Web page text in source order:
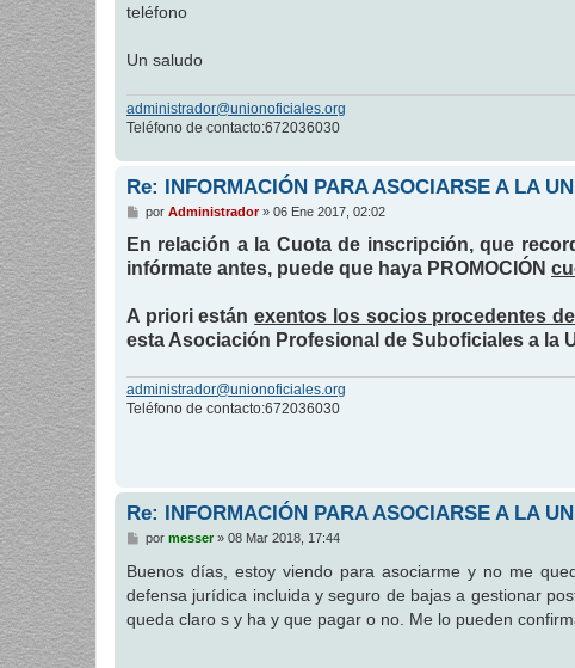
teléfono
Un saludo
administrador@unionoficiales.org
Teléfono de contacto:672036030
Re: INFORMACIÓN PARA ASOCIARSE A LA
M
n
a
por Administrador» 06 Ene 2017, 02:02
En relación a la Cuota de inscripción, que
infórmate antes, puede que haya PROMOCIÓN
A priori estánexentos los socios procedentes
esta Asociación Profesional de Suboficiales a la
administrador@unionoficiales.org
Teléfono de contacto:672036030
Re: INFORMACIÓN PARA ASOCIARSE A LA
M
n
a
j
e
por messer» 08 Mar 2018, 17:44
Buenos días, estoy viendo para asociarme y no me
defensa jurídica incluida y seguro de bajas a gestionar
queda claro s y ha y que pagar o no. Me lo pueden